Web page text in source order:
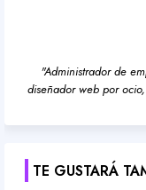
"Administrador de
diseñador web por
TE GUSTARÁ